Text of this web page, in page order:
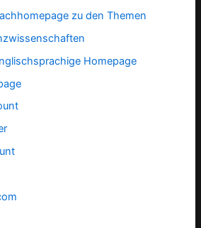
zu den Themen
Homepage